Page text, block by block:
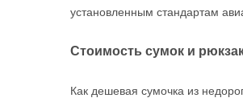
установленным стандартам
Стоимость сумок и
Как дешевая сумочка из